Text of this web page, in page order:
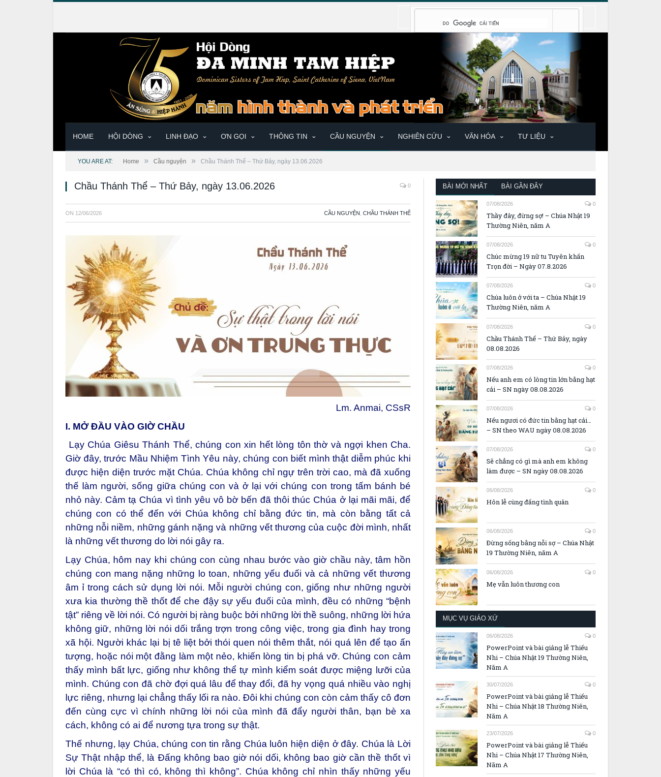
HOME HỘI DÒNG LINH ĐẠO ƠN GỌI THÔNG TIN CẦU NGUYỆN NGHIÊN CỨU VĂN HÓA TƯ LIỆU
YOU ARE AT: Home » Cầu nguyện » Chầu Thánh Thể – Thứ Bảy, ngày 13.06.2026
Chầu Thánh Thể – Thứ Bảy, ngày 13.06.2026 0
ON 12/06/2026 CẦU NGUYỆN CHẦU THÁNH THỂ
Lm. Anmai, CSsR
I. MỞ ĐẦU VÀO GIỜ CHẦU
Lạy Chúa Giêsu Thánh Thể, chúng con xin hết lòng tôn thờ và ngợi khen Cha.
Giờ đây, trước Mầu Nhiệm Tình Yêu này, chúng con biết mình thật diễm phúc khi
được hiện diện trước mặt Chúa. Chúa không chỉ ngự trên trời cao, mà đã xuống
thế làm người, sống giữa chúng con và ở lại với chúng con trong tấm bánh bé
nhỏ này. Cảm tạ Chúa vì tình yêu vô bờ bến đã thôi thúc Chúa ở lại mãi mãi, để
chúng con có thể đến với Chúa không chỉ bằng đức tin, mà còn bằng tất cả
những nỗi niềm, những gánh nặng và những vết thương của cuộc đời mình, nhất
là những vết thương do lời nói gây ra.
Lạy Chúa, hôm nay khi chúng con cùng nhau bước vào giờ chầu này, tâm hồn
chúng con mang nặng những lo toan, những yếu đuối và cả những vết thương
âm ỉ trong cách sử dụng lời nói. Mỗi người chúng con, giống như những người
xưa kia thường thề thốt để che đậy sự yếu đuối của mình, đều có những “bệnh
tật” riêng về lời nói. Có người bị ràng buộc bởi những lời thề suông, những lời hứa
không giữ, những lời nói dối trắng trợn trong công việc, trong gia đình hay trong
xã hội. Người khác lại bị tê liệt bởi thói quen nói thêm thắt, nói quá lên để tạo ấn
tượng, hoặc nói một đằng làm một nẻo, khiến lòng tin bị phá vỡ. Chúng con cảm
thấy mình bất lực, giống như không thể tự mình kiểm soát được miệng lưỡi của
mình. Chúng con đã chờ đợi quá lâu để thay đổi, đã hy vọng quá nhiều vào nghị
lực riêng, nhưng lại chẳng thấy lối ra nào. Đôi khi chúng con còn cảm thấy cô đơn
đến cùng cực vì chính những lời nói của mình đã đẩy người thân, bạn bè xa
cách, không có ai để nương tựa trong sự thật.
Thế nhưng, lạy Chúa, chúng con tin rằng Chúa luôn hiện diện ở đây. Chúa là Lời
Sự Thật nhập thể, là Đấng không bao giờ nói dối, không bao giờ cần thề thốt vì
lời Chúa là “có thì có, không thì không”. Chúa không chỉ nhìn thấy những yếu
BÀI MỚI NHẤT BÀI GẦN ĐÂY
07/08/2026 0
Thầy đây, đừng sợ! – Chúa Nhật 19
Thường Niên, năm A
07/08/2026 0
Chúc mừng 19 nữ tu Tuyên khấn
Trọn đời – Ngày 07.8.2026
07/08/2026 0
Chúa luôn ở với ta – Chúa Nhật 19
Thường Niên, năm A
07/08/2026 0
Chầu Thánh Thể – Thứ Bảy, ngày
08.08.2026
07/08/2026 0
Nếu anh em có lòng tin lớn bằng hạt
cải – SN ngày 08.08.2026
07/08/2026 0
Nếu ngươi có đức tin bằng hạt cải…
– SN theo WAU ngày 08.08.2026
07/08/2026 0
Sẽ chẳng có gì mà anh em không
làm được – SN ngày 08.08.2026
06/08/2026 0
Hôn lễ cùng đấng tình quân
06/08/2026 0
Đừng sống bằng nỗi sợ – Chúa Nhật
19 Thường Niên, năm A
06/08/2026 0
Mẹ vẫn luôn thương con
MỤC VỤ GIÁO XỨ
06/08/2026 0
PowerPoint và bài giảng lễ Thiếu
Nhi – Chúa Nhật 19 Thường Niên,
Năm A
30/07/2026 0
PowerPoint và bài giảng lễ Thiếu
Nhi – Chúa Nhật 18 Thường Niên,
Năm A
23/07/2026 0
PowerPoint và bài giảng lễ Thiếu
Nhi – Chúa Nhật 17 Thường Niên,
Năm A